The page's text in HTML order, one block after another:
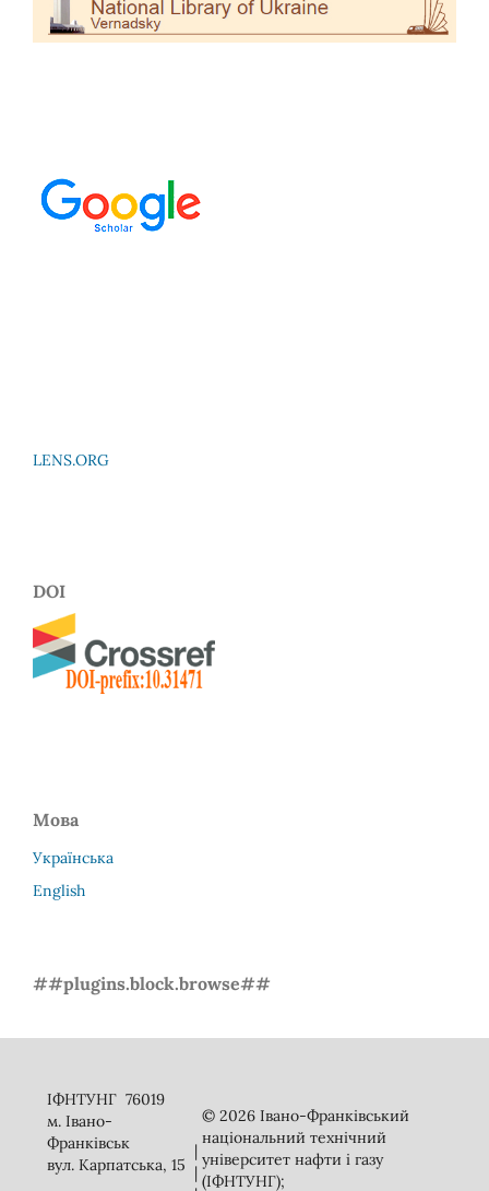
LENS.ORG
DOI
Мова
Українська
English
##plugins.block.browse##
ІФНТУНГ 76019
м. Івано-
Франківськ
вул. Карпатська, 15
|
|
© 2026 Івано-Франківський
національний технічний
університет нафти і газу
(ІФНТУНГ);